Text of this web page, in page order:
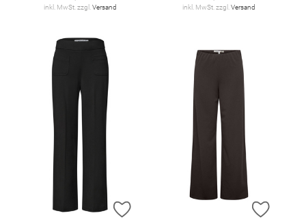
inkl. MwSt. zzgl.Versand inkl. MwSt. zzgl.Versand
ZUR WUNSCHLISTE HINZUFÜGEN
ZUR